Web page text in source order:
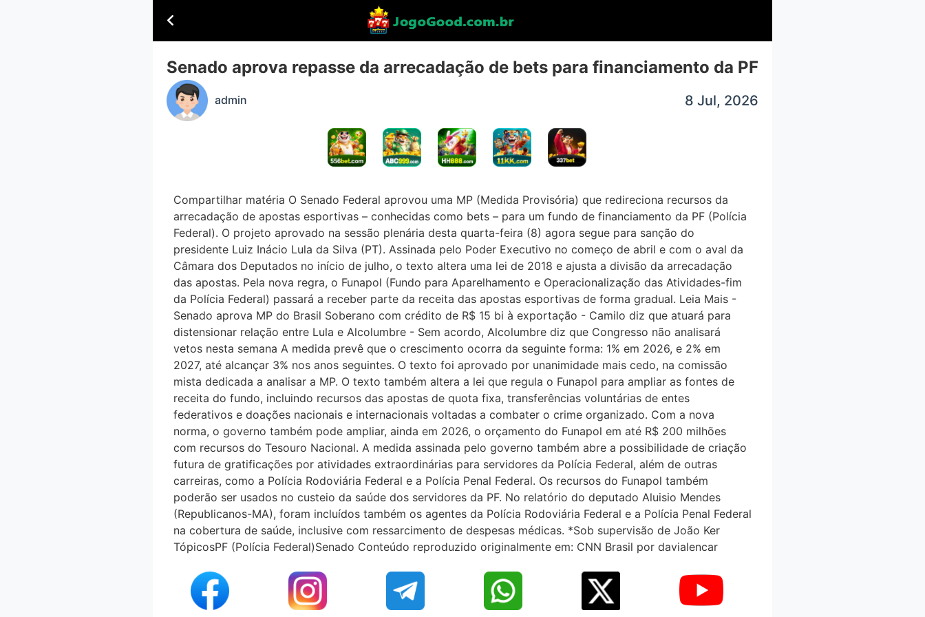
Senado aprova repasse da arrecadação de bets para financiamento da PF
admin 8 Jul, 2026
Compartilhar matéria O Senado Federal aprovou uma MP (Medida Provisória) que redireciona recursos da
arrecadação de apostas esportivas – conhecidas como bets – para um fundo de financiamento da PF (Polícia
Federal). O projeto aprovado na sessão plenária desta quarta-feira (8) agora segue para sanção do
presidente Luiz Inácio Lula da Silva (PT). Assinada pelo Poder Executivo no começo de abril e com o aval da
Câmara dos Deputados no início de julho, o texto altera uma lei de 2018 e ajusta a divisão da arrecadação
das apostas. Pela nova regra, o Funapol (Fundo para Aparelhamento e Operacionalização das Atividades-fim
da Polícia Federal) passará a receber parte da receita das apostas esportivas de forma gradual. Leia Mais -
Senado aprova MP do Brasil Soberano com crédito de R$ 15 bi à exportação - Camilo diz que atuará para
distensionar relação entre Lula e Alcolumbre - Sem acordo, Alcolumbre diz que Congresso não analisará
vetos nesta semana A medida prevê que o crescimento ocorra da seguinte forma: 1% em 2026, e 2% em
2027, até alcançar 3% nos anos seguintes. O texto foi aprovado por unanimidade mais cedo, na comissão
mista dedicada a analisar a MP. O texto também altera a lei que regula o Funapol para ampliar as fontes de
receita do fundo, incluindo recursos das apostas de quota fixa, transferências voluntárias de entes
federativos e doações nacionais e internacionais voltadas a combater o crime organizado. Com a nova
norma, o governo também pode ampliar, ainda em 2026, o orçamento do Funapol em até R$ 200 milhões
com recursos do Tesouro Nacional. A medida assinada pelo governo também abre a possibilidade de criação
futura de gratificações por atividades extraordinárias para servidores da Polícia Federal, além de outras
carreiras, como a Polícia Rodoviária Federal e a Polícia Penal Federal. Os recursos do Funapol também
poderão ser usados no custeio da saúde dos servidores da PF. No relatório do deputado Aluisio Mendes
(Republicanos-MA), foram incluídos também os agentes da Polícia Rodoviária Federal e a Polícia Penal Federal
na cobertura de saúde, inclusive com ressarcimento de despesas médicas. *Sob supervisão de João Ker
TópicosPF (Polícia Federal)Senado Conteúdo reproduzido originalmente em: CNN Brasil por davialencar